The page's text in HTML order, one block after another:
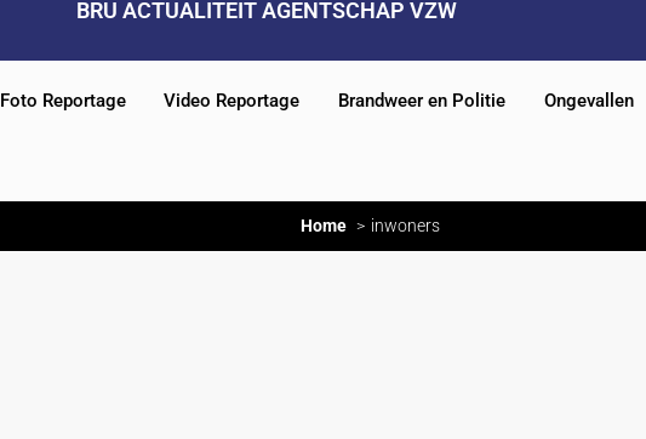
BRU ACTUALITEIT AGENTSCHAP VZW
Foto Reportage Video Reportage Brandweer en Politie Ongevallen
Home inwoners